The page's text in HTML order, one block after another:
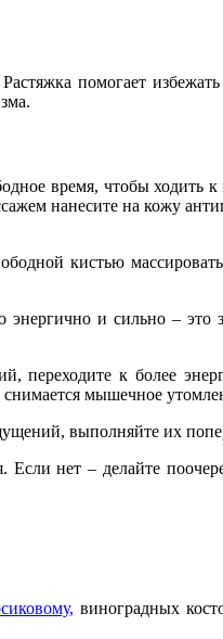
помогает
время, чтобы ходить
нанесите на кожу
кистью
и сильно –
переходите к более
мышечное
выполняйте их
нет – делайте
, виноградных